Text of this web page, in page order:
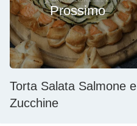
Prossimo
Torta Salata Salmone e
Zucchine